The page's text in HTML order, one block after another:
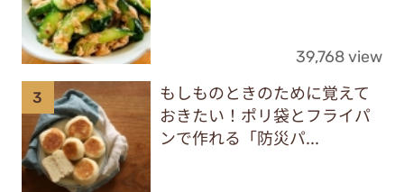
39,768 view
もしものときのために覚えて
おきたい！ポリ袋とフライパ
ンで作れる「防災パ...